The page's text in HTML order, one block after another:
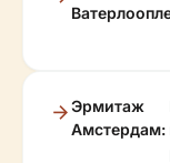
Эрмитаж
Амстердам: